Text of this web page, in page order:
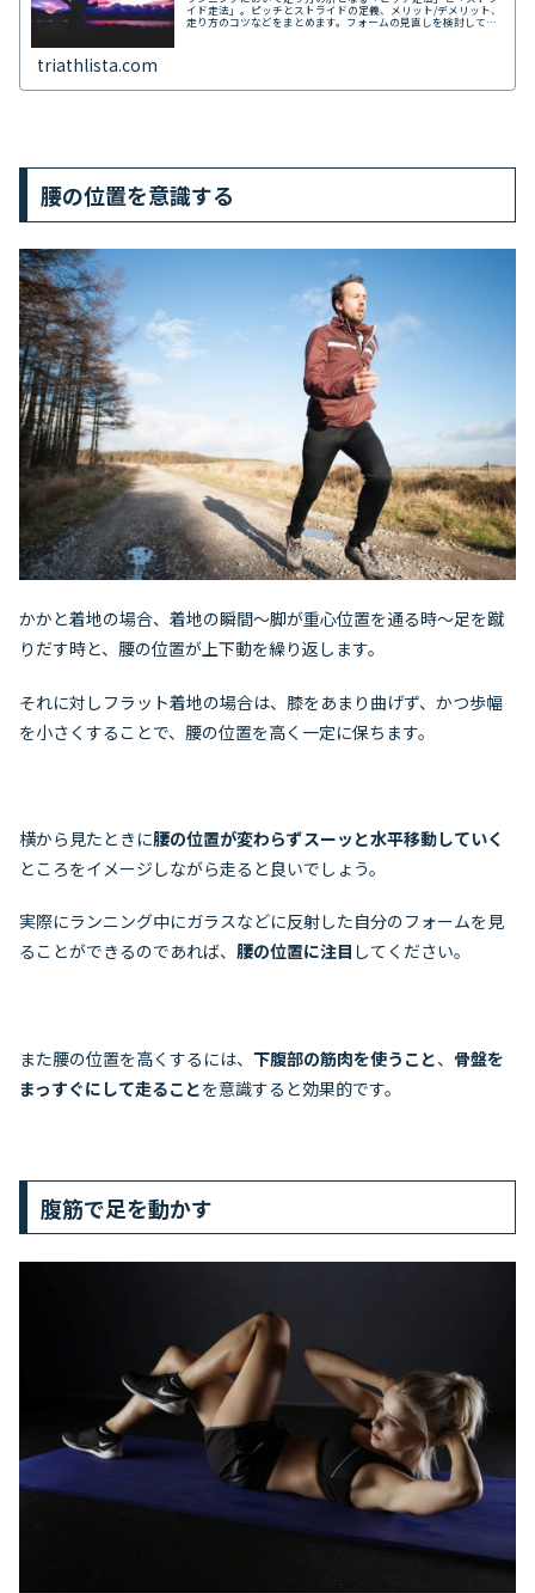
イド走法」。ピッチとストライドの定義、メリット/デメリット、
走り方のコツなどをまとめます。フォームの見直しを検討してい
triathlista.com
腰の位置を意識する
かかと着地の場合、着地の瞬間～脚が重心位置を通る時～足を蹴
りだす時と、腰の位置が上下動を繰り返します。
それに対しフラット着地の場合は、膝をあまり曲げず、かつ歩幅
を小さくすることで、腰の位置を高く一定に保ちます。
横から見たときに腰の位置が変わらずスーッと水平移動していく
ところをイメージしながら走ると良いでしょう。
実際にランニング中にガラスなどに反射した自分のフォームを見
ることができるのであれば、 腰の位置に注目 してください。
また腰の位置を高くするには、 下腹部の筋肉を使うこと、 骨盤を
まっすぐにして走ることを意識すると効果的です。
腹筋で足を動かす